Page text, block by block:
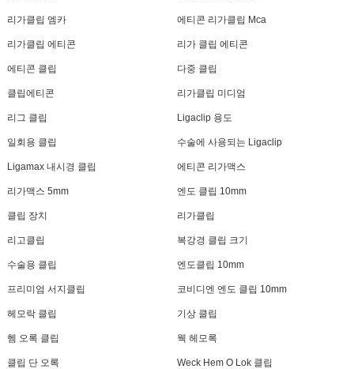
리가클립 엠카 에티콘 리가클립 Mca
리가클립 에티콘 리가 클립 에티콘
에티콘 클립 다중 클립
클립에티콘 리가클립 미디엄
리그 클립 Ligaclip 용도
일회용 클립 수술에 사용되는 Ligaclip
Ligamax 내시경 클립 에티콘 리가맥스
리가맥스 5mm 엔도 클립 10mm
클립 장치 리가클립
리고클립 복강경 클립 크기
수술용 클립 엔도클립 10mm
프리미엄 서지클립 코비디엔 엔도 클립 10mm
헤모락 클립 기상 클립
헴 오록 클립 웩 헤모록
클립 단 오록 Weck Hem O Lok 클립